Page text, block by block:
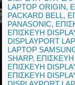
LAPTOP ORIGIN,
PACKARD BELL,
PANASONIC,
ΕΠΙΣΚΕΥΗ
DISPLAYPORT
LAPTOP
SHARP, ΕΠΙΣΚΕΥΗ
ΕΠΙΣΚΕΥΗ
ΕΠΙΣΚΕΥΗ